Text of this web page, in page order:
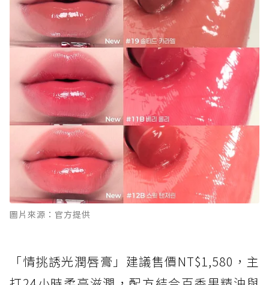
圖片來源：官方提供
「情挑誘光潤唇膏」建議售價NT$1,580，主